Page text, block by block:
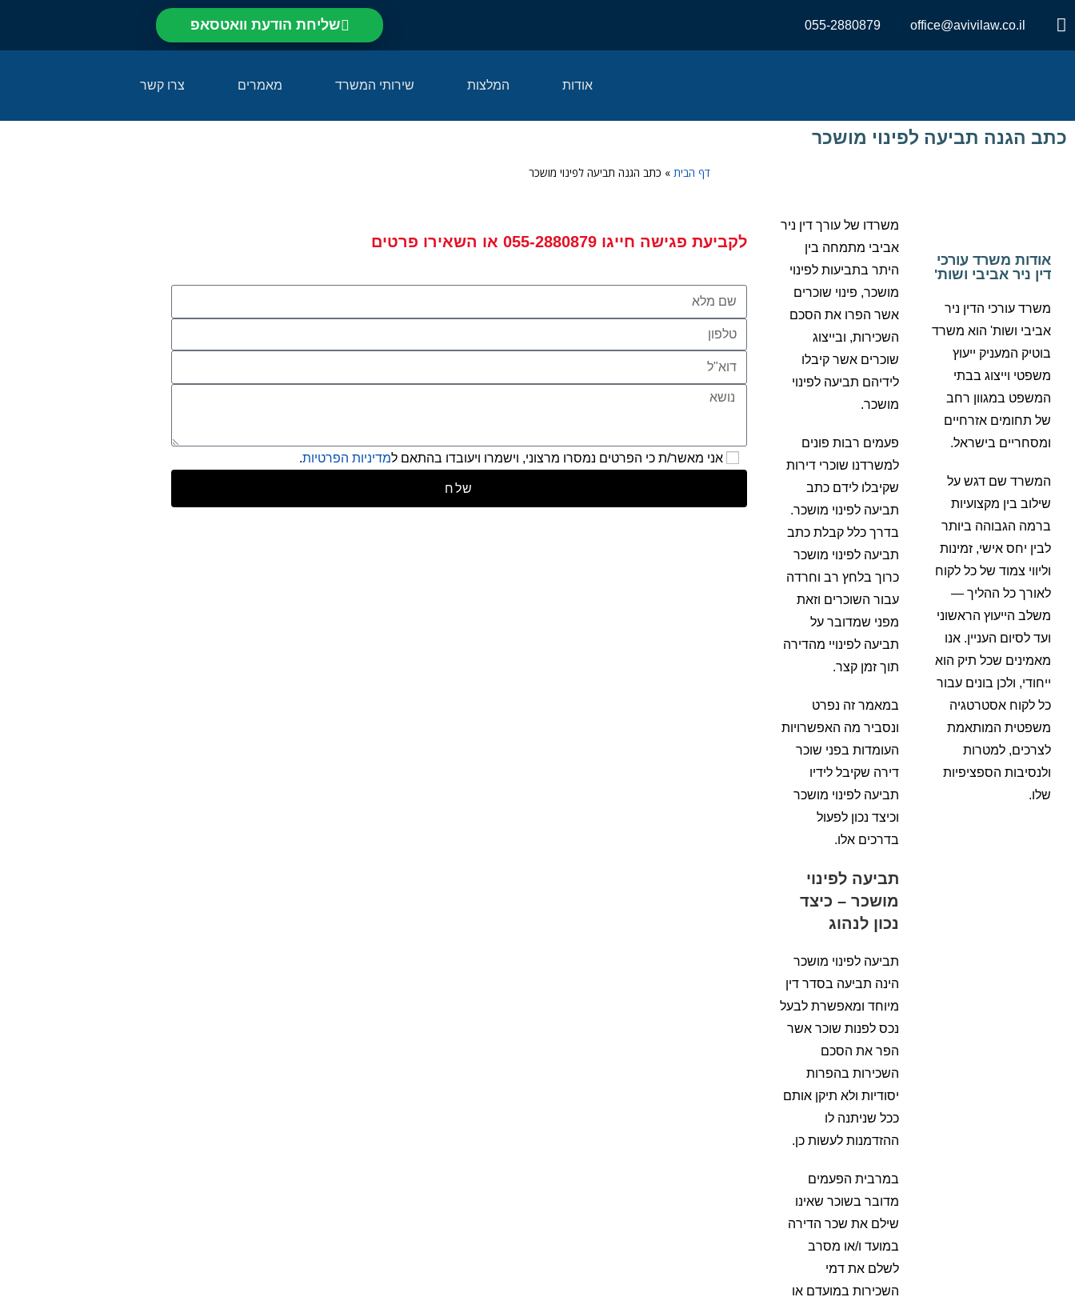
office@avivilaw.co.il
055-2880879 שליחת הודעת וואטסאפ⁩
אודות המלצות שירותי המשרד מאמרים צרו קשר
כתב הגנה תביעה לפינוי מושכר
דף הבית » כתב הגנה תביעה לפינוי מושכר
אודות משרד עורכי
דין ניר אביבי ושות'
משרד עורכי הדין ניר
אביבי ושות' הוא משרד
בוטיק המעניק ייעוץ
משפטי וייצוג בבתי
המשפט במגוון רחב
של תחומים אזרחיים
ומסחריים בישראל.
המשרד שם דגש על
שילוב בין מקצועיות
ברמה הגבוהה ביותר
לבין יחס אישי, זמינות
וליווי צמוד של כל לקוח
לאורך כל ההליך —
משלב הייעוץ הראשוני
ועד לסיום העניין. אנו
מאמינים שכל תיק הוא
ייחודי, ולכן בונים עבור
כל לקוח אסטרטגיה
משפטית המותאמת
לצרכים, למטרות
ולנסיבות הספציפיות
שלו.
משרדו של עורך דין ניר
אביבי מתמחה בין
היתר בתביעות לפינוי
מושכר, פינוי שוכרים
אשר הפרו את הסכם
השכירות, ובייצוג
שוכרים אשר קיבלו
לידיהם תביעה לפינוי
מושכר.
פעמים רבות פונים
למשרדנו שוכרי דירות
שקיבלו לידם כתב
תביעה לפינוי מושכר.
בדרך כלל קבלת כתב
תביעה לפינוי מושכר
כרוך בלחץ רב וחרדה
עבור השוכרים וזאת
מפני שמדובר על
תביעה לפינויי מהדירה
תוך זמן קצר.
במאמר זה נפרט
ונסביר מה האפשרויות
העומדות בפני שוכר
דירה שקיבל לידיו
תביעה לפינוי מושכר
וכיצד נכון לפעול
בדרכים אלו.
תביעה לפינוי
מושכר – כיצד
נכון לנהוג
תביעה לפינוי מושכר
הינה תביעה בסדר דין
מיוחד ומאפשרת לבעל
נכס לפנות שוכר אשר
הפר את הסכם
השכירות בהפרות
יסודיות ולא תיקן אותם
ככל שניתנה לו
ההזדמנות לעשות כן.
במרבית הפעמים
מדובר בשוכר שאינו
שילם את שכר הדירה
במועד ו/או מסרב
לשלם את דמי
השכירות במועדם או
לקביעת פגישה חייגו 055-2880879או השאירו פרטים
אני מאשר/ת כי הפרטים נמסרו מרצוני, וישמרו ויעובדו בהתאם למדיניות הפרטיות.
שלח